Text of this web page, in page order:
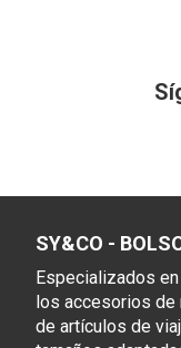
SY&CO -
Especializados
los accesorios de
de artículos de